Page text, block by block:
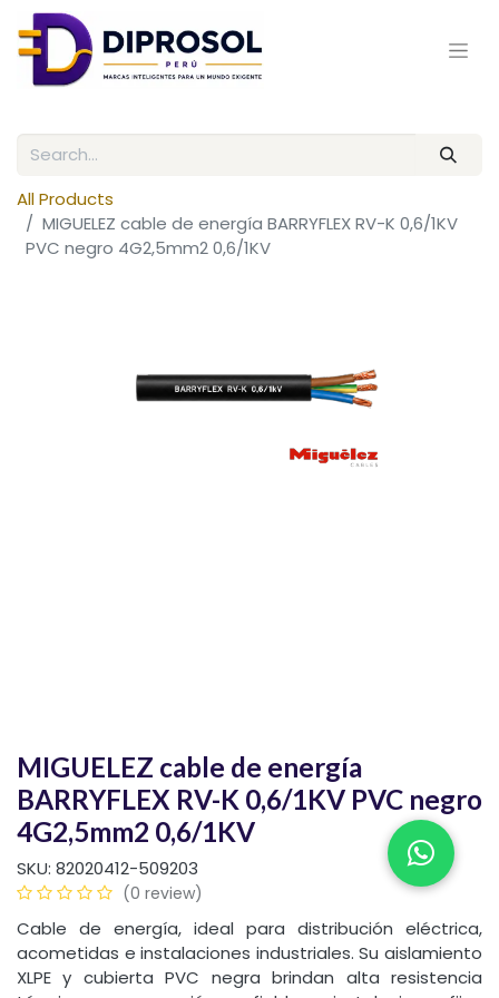
All Products
MIGUELEZ cable de energía BARRYFLEX RV-K 0,6/1KV
PVC negro 4G2,5mm2 0,6/1KV
MIGUELEZ cable de energía
BARRYFLEX RV-K 0,6/1KV PVC negro
4G2,5mm2 0,6/1KV
SKU: 82020412-509203
(0 review)
Cable de energía, ideal para distribución eléctrica,
acometidas e instalaciones industriales. Su aislamiento
XLPE y cubierta PVC negra brindan alta resistencia